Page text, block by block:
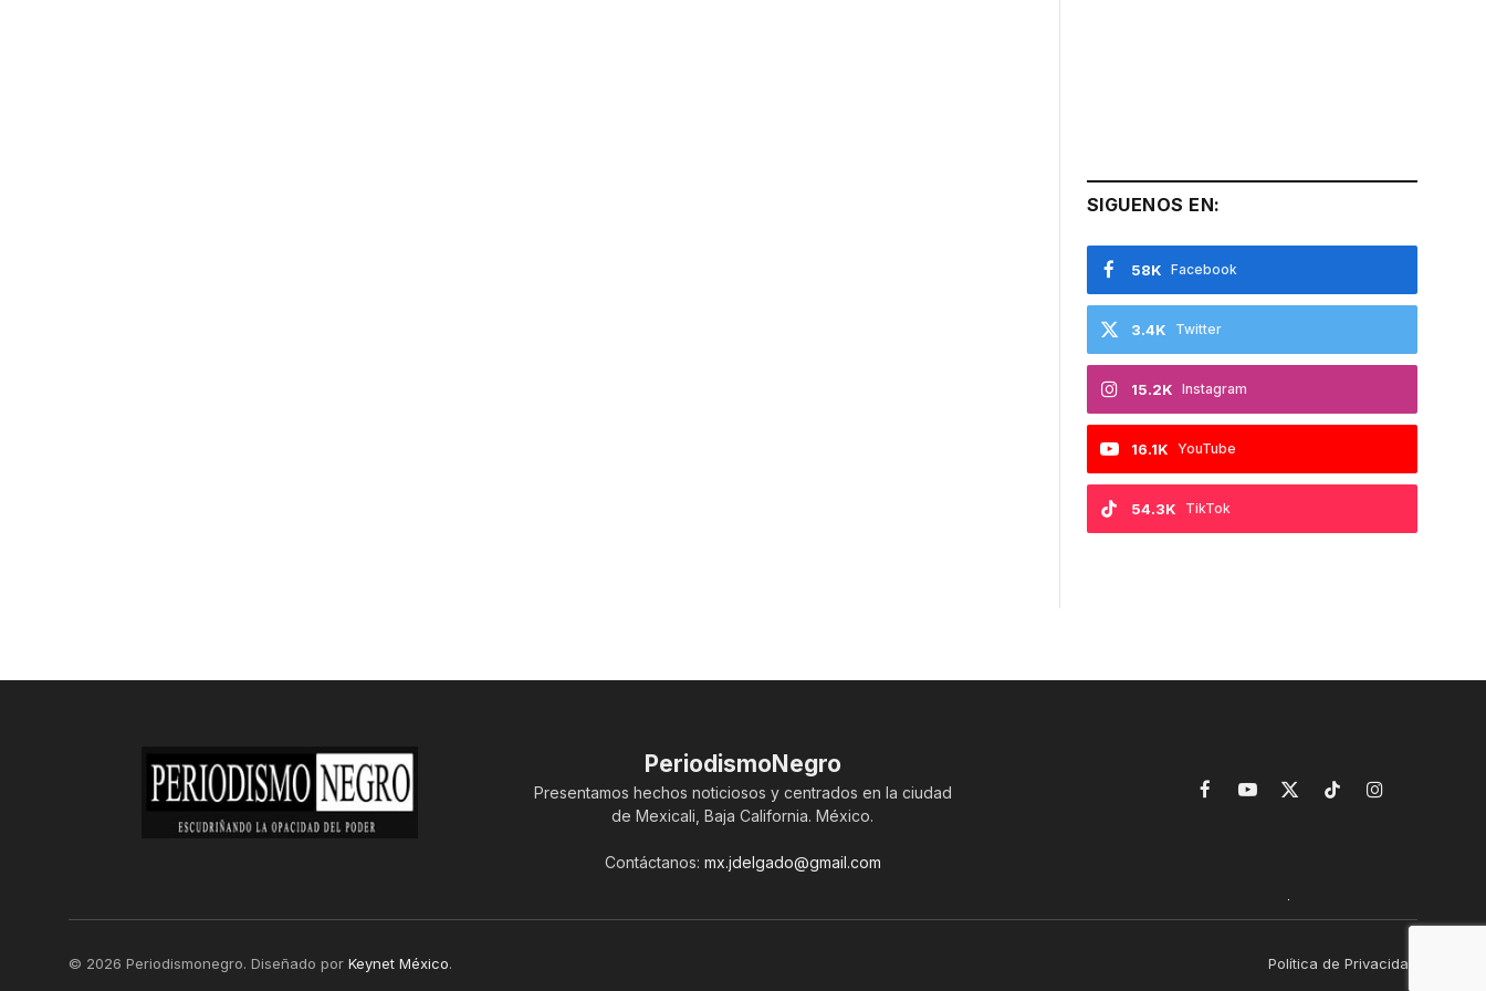
SIGUENOS EN:
Facebook
58K
Twitter
3.4K
Instagram
15.2K
YouTube
16.1K
TikTok
54.3K
PeriodismoNegro
Presentamos hechos noticiosos y centrados en la ciudad
de Mexicali, Baja California. México.
Contáctanos: mx.jdelgado@gmail.com
FacebookYouTube
X
TikTokInstagram
© 2026 Periodismonegro. Diseñado por Keynet México. Política de Privacidad